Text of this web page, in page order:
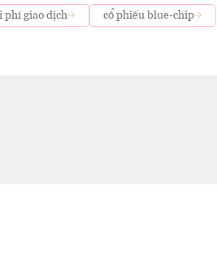
phí giao dịch
cổ phiếu blue-chip